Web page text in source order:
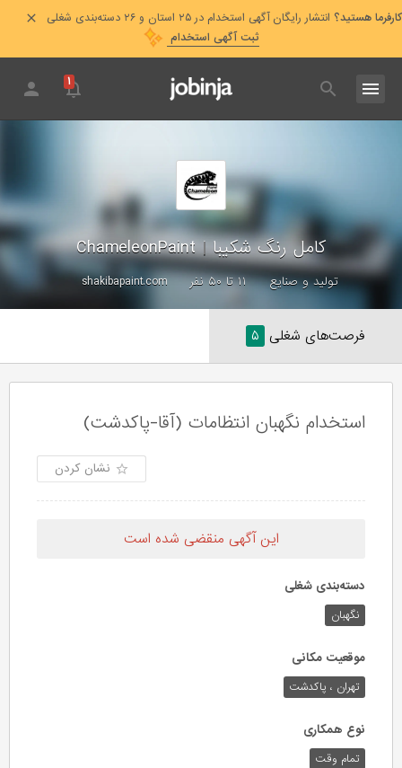
کارفرما هستید؟ انتشار رایگان آگهی استخدام در ۲۵ استان و ۲۶ دسته‌بندی شغلی
ثبت آگهی استخدام
۱
کامل رنگ شکیبا|
ChameleonPaint
تولید و صنایع ۱۱ تا ۵۰ نفر shakibapaint.com
فرصت‌های شغلی ۵
استخدام نگهبان انتظامات (آقا-پاکدشت)
نشان کردن
این آگهی منقضی شده است
دسته‌بندی شغلی
نگهبان
موقعیت مکانی
تهران ، پاکدشت
نوع همکاری
تمام وقت